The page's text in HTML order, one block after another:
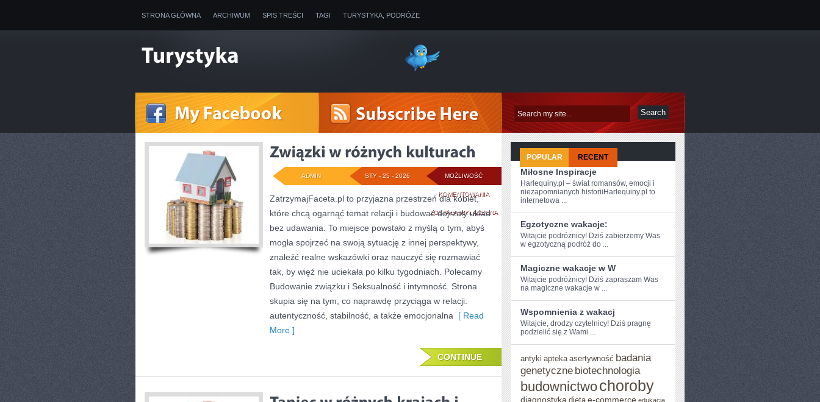
STRONA GŁÓWNA ARCHIWUM SPIS TREŚCI TAGI TURYSTYKA, PODRÓŻE
MOŻLIWOŚĆ
KOMENTOWANIAZWIĄZKI
W
RÓŻNYCH
KULTURACH
ZOSTAŁA WYŁĄCZONA
STY - 25 - 2026
ADMIN
ZatrzymajFaceta.pl to przyjazna przestrzeń dla kobiet,
które chcą ogarnąć temat relacji i budować dojrzały układ
bez udawania. To miejsce powstało z myślą o tym, abyś
mogła spojrzeć na swoją sytuację z innej perspektywy,
znaleźć realne wskazówki oraz nauczyć się rozmawiać
tak, by więź nie uciekała po kilku tygodniach. Polecamy
Budowanie związku i Seksualność i intymność. Strona
skupia się na tym, co naprawdę przyciąga w relacji:
autentyczność, stabilność, a także emocjonalna [ Read
More ]
CONTINUE
POPULAR RECENT
Miłosne Inspiracje
Harlequiny.pl – świat romansów, emocji i
niezapomnianych historiiHarlequiny.pl to
internetowa ...
Egzotyczne wakacje:
Witajcie podróżnicy! Dziś zabierzemy Was
w egzotyczną podróż do⁣ ...
Magiczne wakacje w W
Witajcie podróżnicy! Dziś zapraszam Was
na magiczne wakacje w ...
Wspomnienia z wakacj
Witajcie, ⁣drodzy ‌czytelnicy! Dziś ​pragnę
podzielić się z Wami ...
antyki apteka asertywność badania
genetyczne biotechnologia
budownictwochoroby
diagnostyka dieta e-commerce edukacja